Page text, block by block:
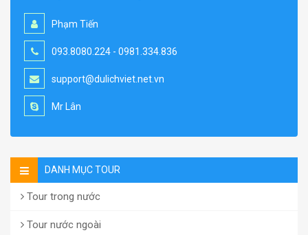
Phạm Tiến
093.8080.224 - 0981.334.836
support@dulichviet.net.vn
Mr Lân
DANH MỤC TOUR
Tour trong nước
Tour nước ngoài